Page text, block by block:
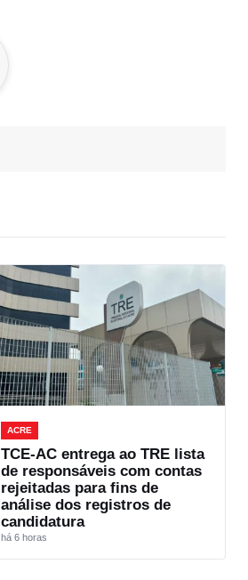
ACRE
TCE-AC entrega ao TRE lista
de responsáveis com contas
rejeitadas para fins de
análise dos registros de
candidatura
há 6 horas